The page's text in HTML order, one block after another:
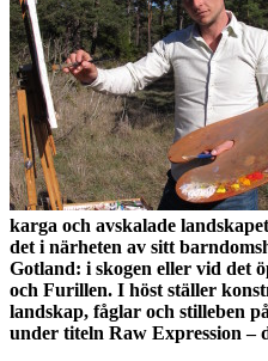
karga och avskalade
det i närheten av sitt
Gotland: i skogen eller vid det
och Furillen. I höst ställer
landskap, fåglar och stilleben
under titeln Raw Expression –